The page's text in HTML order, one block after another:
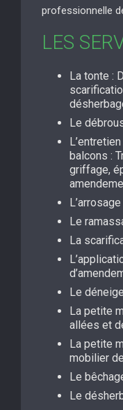
professionnelle
LES
La tonte :
Le
balcons :
griffage,
Le
La
Le
La petite
allées et
La petite
mobilier de
Le
Le